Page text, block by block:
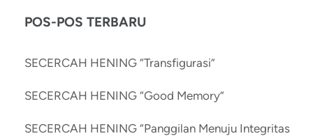
POS-POS TERBARU
SECERCAH HENING “Transfigurasi”
SECERCAH HENING “Good Memory”
SECERCAH HENING “Panggilan Menuju Integritas